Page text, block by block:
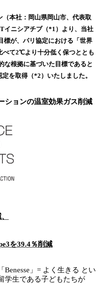
本社：岡山県岡山市、代表取
ニシアチブ（*1）より、当社
標が、パリ協定における「世界
べて2℃より十分低く保つととも
な根拠に基づいた目標であると
を取得（*2）いたしました。
ションの温室効果ガス削減
を39.4％削減
」= よく生きる とい
学生である子どもたちが